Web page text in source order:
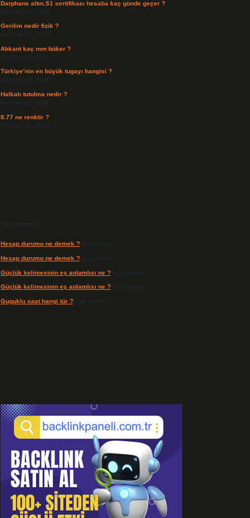
Darphane altın.S1 sertifikası hesaba kaç günde geçer ?
Haziran 20, 2026
Gerilim nedir fizik ?
Haziran 17, 2026
Abkant kaç mm büker ?
Haziran 16, 2026
Türkiye’nin en büyük tugayı hangisi ?
Haziran 13, 2026
Halkalı tutulma nedir ?
Haziran 12, 2026
8.77 ne renktir ?
Haziran 11, 2026
Son yorumlar
Hesap durumu ne demek ?için admin
Hesap durumu ne demek ?için Haluk
Güçlük kelimesinin eş anlamlısı ne ?için admin
Güçlük kelimesinin eş anlamlısı ne ?için Bozok
Guguklu saat hangi tür ?için admin